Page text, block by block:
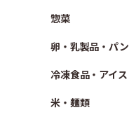
惣菜
卵・乳製品・パン
冷凍食品・アイス
米・麺類